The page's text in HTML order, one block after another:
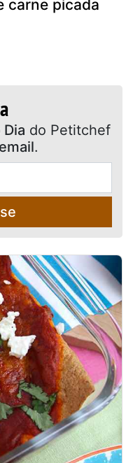
carne picada
do Petitchef
.